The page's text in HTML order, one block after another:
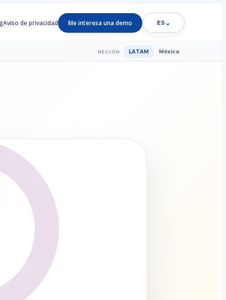
Aviso de privacidad Me interesa una demo ES ⌄
REGIÓN LATAM México